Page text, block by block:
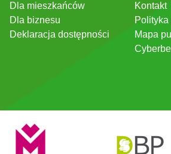
Dla mieszkańców
Dla biznesu
Deklaracja dostępności
Kontakt
Mapa